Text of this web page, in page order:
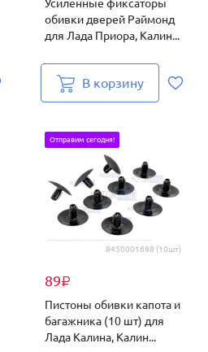
Усиленные фиксаторы
обивки дверей Раймонд
для Лада Приора, Калин...
В корзину
8450001688 (10шт)
89₽
Отправим сегодня!
Пистоны обивки капота и
багажника (10 шт) для
Лада Калина, Калин...